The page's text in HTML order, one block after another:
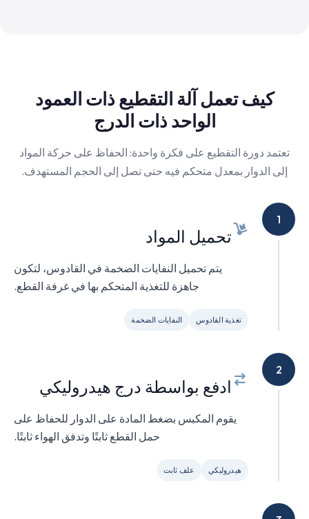
كيف تعمل آلة التقطيع ذات العمود
الواحد ذات الدرج
تعتمد دورة التقطيع على فكرة واحدة: الحفاظ على حركة المواد
إلى الدوار بمعدل متحكم فيه حتى تصل إلى الحجم المستهدف.
1
تحميل المواد
يتم تحميل النفايات الضخمة في القادوس، لتكون
جاهزة للتغذية المتحكم بها في غرفة القطع.
تغذية القادوس النفايات الضخمة
2
ادفع بواسطة درج هيدروليكي
يقوم المكبس بضغط المادة على الدوار للحفاظ على
حمل القطع ثابتًا وتدفق الهواء ثابتًا.
هيدروليكي علف ثابت